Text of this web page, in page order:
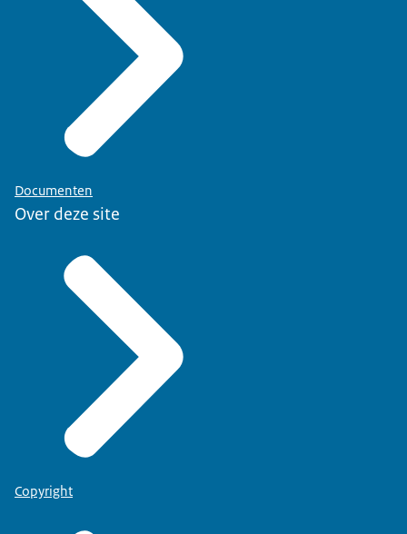
Documenten
Over deze site
Copyright